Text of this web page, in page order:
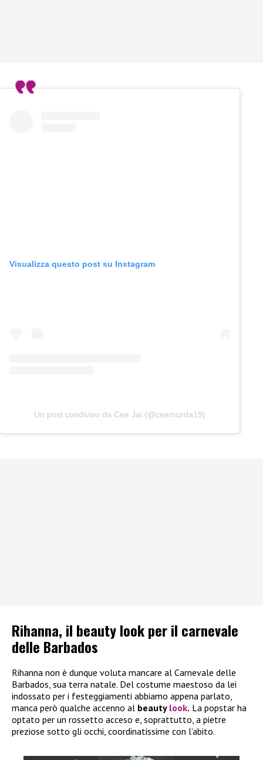
Visualizza questo post su Instagram
Un post condiviso da Cee Jai (@ceemurda19)
Rihanna, il beauty look per il carnevale
delle Barbados
Rihanna non è dunque voluta mancare al Carnevale delle
Barbados, sua terra natale. Del costume maestoso da lei
indossato per i festeggiamenti abbiamo appena parlato,
manca però qualche accenno al beauty look. La popstar ha
optato per un rossetto acceso e, soprattutto, a pietre
preziose sotto gli occhi, coordinatissime con l’abito.